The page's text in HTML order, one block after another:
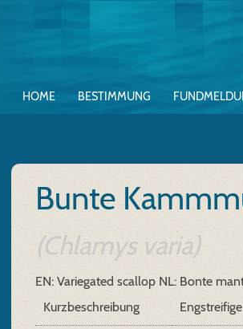
HOME BESTIMMUNG
Bunte
(Chlamys varia)
EN: Variegated scallop NL: Bonte
Kurzbeschreibung